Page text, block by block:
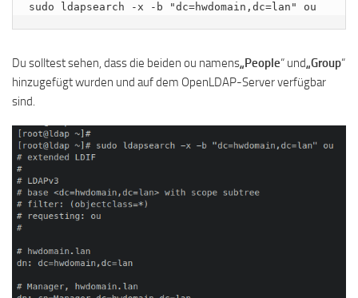
sudo ldapsearch -x -b "dc=hwdomain,dc=lan" ou
Du solltest sehen, dass die beiden ou namens„People“ und„Group“
hinzugefügt wurden und auf dem OpenLDAP-Server verfügbar
sind.